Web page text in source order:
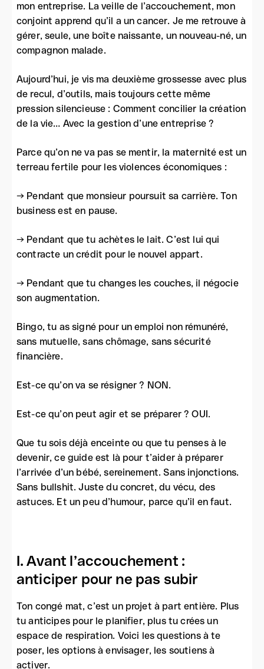
mon entreprise. La veille de l’accouchement, mon
conjoint apprend qu’il a un cancer. Je me retrouve à
gérer, seule, une boîte naissante, un nouveau-né, un
compagnon malade.
Aujourd’hui, je vis ma deuxième grossesse avec plus
de recul, d’outils, mais toujours cette même
pression silencieuse : Comment concilier la création
de la vie… Avec la gestion d’une entreprise ?
Parce qu’on ne va pas se mentir, la maternité est un
terreau fertile pour les violences économiques :
→ Pendant que monsieur poursuit sa carrière. Ton
business est en pause.
→ Pendant que tu achètes le lait. C’est lui qui
contracte un crédit pour le nouvel appart.
→ Pendant que tu changes les couches, il négocie
son augmentation.
Bingo, tu as signé pour un emploi non rémunéré,
sans mutuelle, sans chômage, sans sécurité
financière.
Est-ce qu’on va se résigner ? NON.
Est-ce qu’on peut agir et se préparer ? OUI.
Que tu sois déjà enceinte ou que tu penses à le
devenir, ce guide est là pour t’aider à préparer
l’arrivée d’un bébé, sereinement. Sans injonctions.
Sans bullshit. Juste du concret, du vécu, des
astuces. Et un peu d’humour, parce qu’il en faut.
I. Avant l’accouchement :
anticiper pour ne pas subir
Ton congé mat, c’est un projet à part entière. Plus
tu anticipes pour le planifier, plus tu crées un
espace de respiration. Voici les questions à te
poser, les options à envisager, les soutiens à
activer.